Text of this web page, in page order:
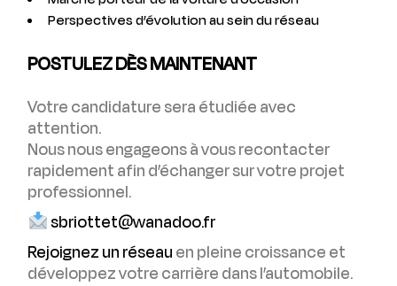
Perspectives d’évolution au sein du réseau
POSTULEZ DÈS MAINTENANT
Votre candidature sera étudiée avec
attention.
Nous nous engageons à vous recontacter
rapidement afin d’échanger sur votre projet
professionnel.
sbriottet@wanadoo.fr
Rejoignez un réseauen pleine croissance et
développez votre carrière dans l’automobile.